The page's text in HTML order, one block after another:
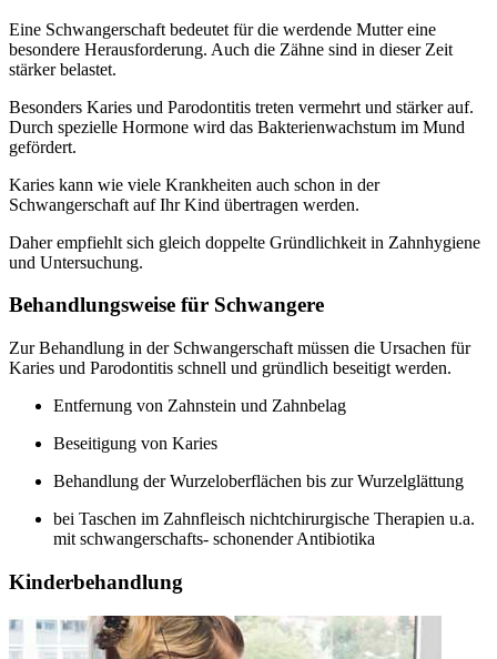
Eine Schwangerschaft bedeutet für die werdende Mutter eine
besondere Herausforderung. Auch die Zähne sind in dieser Zeit
stärker belastet.
Besonders Karies und Parodontitis treten vermehrt und stärker auf.
Durch spezielle Hormone wird das Bakterienwachstum im Mund
gefördert.
Karies kann wie viele Krankheiten auch schon in der
Schwangerschaft auf Ihr Kind übertragen werden.
Daher empfiehlt sich gleich doppelte Gründlichkeit in Zahnhygiene
und Untersuchung.
Behandlungsweise für Schwangere
Zur Behandlung in der Schwangerschaft müssen die Ursachen für
Karies und Parodontitis schnell und gründlich beseitigt werden.
Entfernung von Zahnstein und Zahnbelag
Beseitigung von Karies
Behandlung der Wurzeloberflächen bis zur Wurzelglättung
bei Taschen im Zahnfleisch nichtchirurgische Therapien u.a.
mit schwangerschafts- schonender Antibiotika
Kinderbehandlung